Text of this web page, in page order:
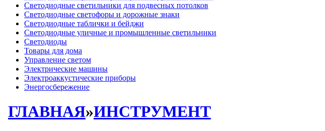
Светодиодные светильники для подвесных потолков
Светодиодные светофоры и дорожные знаки
Светодиодные таблички и бейджи
Светодиодные уличные и промышленные светильники
Светодиоды
Товары для дома
Управление светом
Электрические машины
Электроаккустические приборы
Энергосбережение
ГЛАВНАЯ»ИНСТРУМЕНТ